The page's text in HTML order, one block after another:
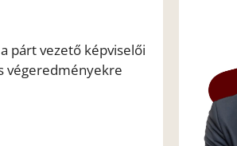
párt vezető képviselői
végeredményekre